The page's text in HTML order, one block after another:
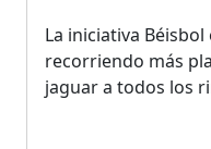
La iniciativa
recorriendo más
jaguar a todos los